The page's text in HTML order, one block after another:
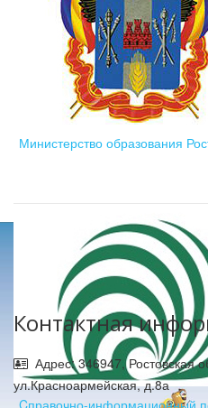
Министерство образования
Cправочно-информационный
Контактная
Адрес: 346947, Ростовская
ул.Красноармейская, д.8а